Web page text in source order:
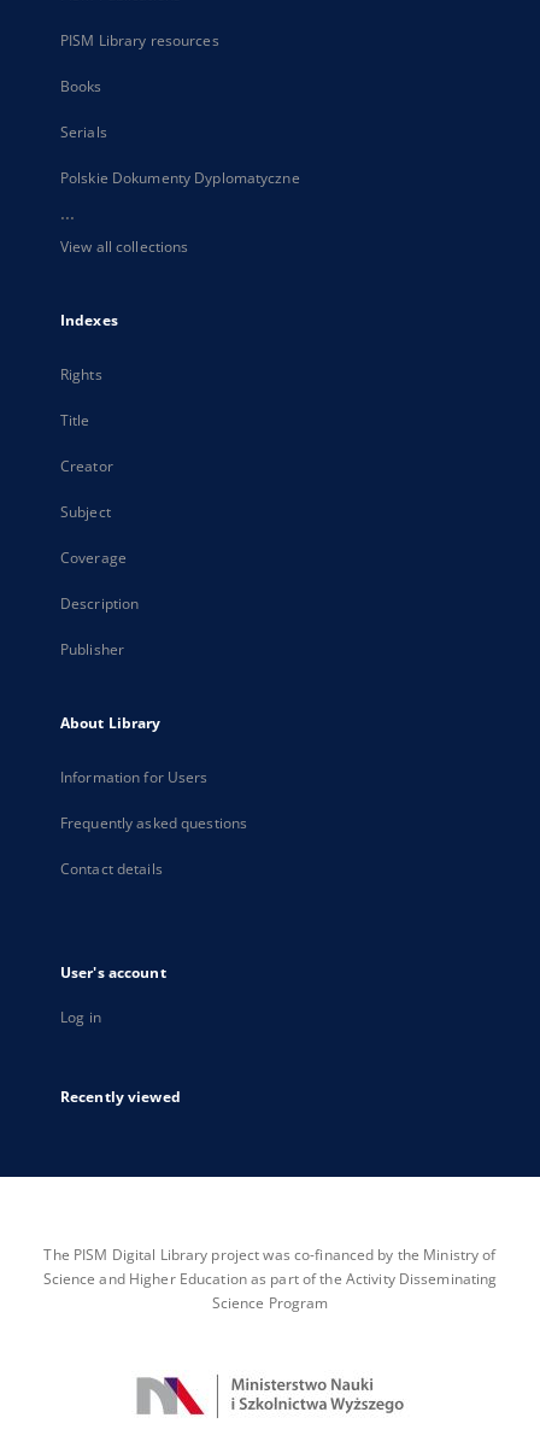
PISM Library resources
Books
Serials
Polskie Dokumenty Dyplomatyczne
...
View all collections
Indexes
Rights
Title
Creator
Subject
Coverage
Description
Publisher
About Library
Information for Users
Frequently asked questions
Contact details
User's account
Log in
Recently viewed
The PISM Digital Library project was co-financed by the Ministry of
Science and Higher Education as part of the Activity Disseminating
Science Program